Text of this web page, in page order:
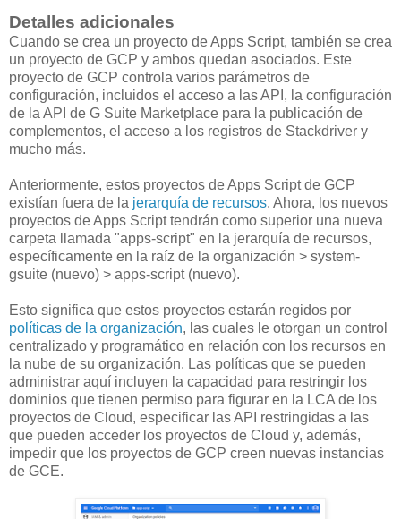
Detalles adicionales
Cuando se crea un proyecto de Apps Script, también se crea
un proyecto de GCP y ambos quedan asociados. Este
proyecto de GCP controla varios parámetros de
configuración, incluidos el acceso a las API, la configuración
de la API de G Suite Marketplace para la publicación de
complementos, el acceso a los registros de Stackdriver y
mucho más.
Anteriormente, estos proyectos de Apps Script de GCP
existían fuera de la jerarquía de recursos. Ahora, los nuevos
proyectos de Apps Script tendrán como superior una nueva
carpeta llamada "apps-script" en la jerarquía de recursos,
específicamente en la raíz de la organización > system-
gsuite (nuevo) > apps-script (nuevo).
Esto significa que estos proyectos estarán regidos por
políticas de la organización, las cuales le otorgan un control
centralizado y programático en relación con los recursos en
la nube de su organización. Las políticas que se pueden
administrar aquí incluyen la capacidad para restringir los
dominios que tienen permiso para figurar en la LCA de los
proyectos de Cloud, especificar las API restringidas a las
que pueden acceder los proyectos de Cloud y, además,
impedir que los proyectos de GCP creen nuevas instancias
de GCE.